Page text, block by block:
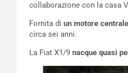
collaborazione con la casa
Fornita di un motore centrale
circa sei anni.
La Fiat X1/9 nacque quasi